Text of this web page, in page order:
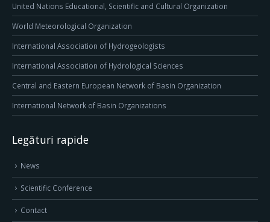
United Nations Educational, Scientific and Cultural Organization
World Meteorological Organization
International Association of Hydrogeologists
International Association of Hydrological Sciences
Central and Eastern European Network of Basin Organization
International Network of Basin Organizations
Legături rapide
News
Scientific Conference
Contact